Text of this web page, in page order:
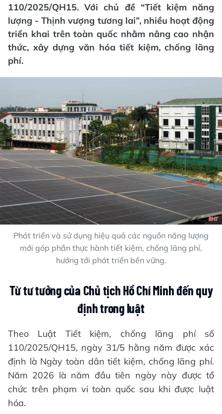
110/2025/QH15. Với chủ đề “Tiết kiệm năng
lượng - Thịnh vượng tương lai”, nhiều hoạt động
triển khai trên toàn quốc nhằm nâng cao nhận
thức, xây dựng văn hóa tiết kiệm, chống lãng
phí.
Phát triển và sử dụng hiệu quả các nguồn năng lượng
mới góp phần thực hành tiết kiệm, chống lãng phí,
hướng tới phát triển bền vững.
Từ tư tưởng của Chủ tịch Hồ Chí Minh đến quy
định trong luật
Theo Luật Tiết kiệm, chống lãng phí số
110/2025/QH15, ngày 31/5 hằng năm được xác
định là Ngày toàn dân tiết kiệm, chống lãng phí.
Năm 2026 là năm đầu tiên ngày này được tổ
chức trên phạm vi toàn quốc sau khi được luật
hóa.